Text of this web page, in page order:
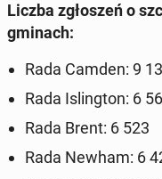
Liczba zgło­szeń o
gminach:
Rada Camden: 9
Rada Is­ling­ton: 6
Rada Brent: 6 523
Rada Newham: 6